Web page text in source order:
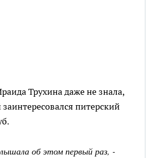
Трухина даже не знала,
питерский
об этом первый раз, -